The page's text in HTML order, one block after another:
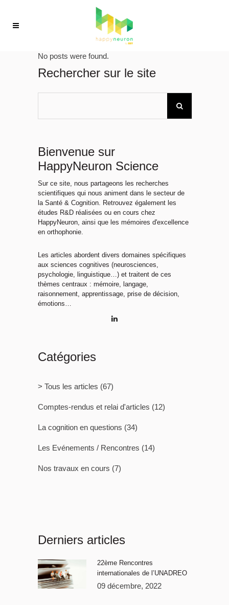
No posts were found.
Rechercher sur le site
Bienvenue sur
HappyNeuron Science
Sur ce site, nous partageons les recherches
scientifiques qui nous animent dans le secteur de
la Santé & Cognition. Retrouvez également les
études R&D réalisées ou en cours chez
HappyNeuron, ainsi que les mémoires d'excellence
en orthophonie.
Les articles abordent divers domaines spécifiques
aux sciences cognitives (neurosciences,
psychologie, linguistique…) et traitent de ces
thèmes centraux : mémoire, langage,
raisonnement, apprentissage, prise de décision,
émotions…
Catégories
> Tous les articles (67)
Comptes-rendus et relai d'articles (12)
La cognition en questions (34)
Les Evénements / Rencontres (14)
Nos travaux en cours (7)
Derniers articles
22ème Rencontres
internationales de l’UNADREO
09 décembre, 2022